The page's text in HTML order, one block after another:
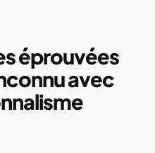
éprouvées
avec